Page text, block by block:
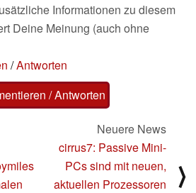
Informationen zu diesem
Deine Meinung (auch ohne
/Antworten
/ Antworten
Neuere News
cirrus7: Passive Mini-
PCs sind mit neuen,
aktuellen Prozessoren
⟩